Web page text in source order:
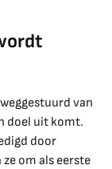
van
doel uit komt.
door
om als eerste